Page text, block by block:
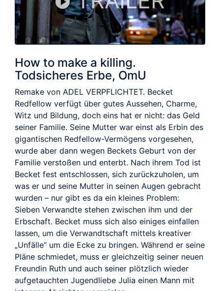
How to make a killing.
Todsicheres Erbe, OmU
Remake von ADEL VERPFLICHTET. Becket
Redfellow verfügt über gutes Aussehen, Charme,
Witz und Bildung, doch eins hat er nicht: das Geld
seiner Familie. Seine Mutter war einst als Erbin des
gigantischen Redfellow-Vermögens vorgesehen,
wurde aber dann wegen Beckets Geburt von der
Familie verstoßen und enterbt. Nach ihrem Tod ist
Becket fest entschlossen, sich zurückzuholen, um
was er und seine Mutter in seinen Augen gebracht
wurden – nur gibt es da ein kleines Problem:
Sieben Verwandte stehen zwischen ihm und der
Erbschaft. Becket muss sich also einiges einfallen
lassen, um die Verwandtschaft mittels kreativer
„Unfälle“ um die Ecke zu bringen. Während er seine
Pläne schmiedet, muss er gleichzeitig seiner neuen
Freundin Ruth und auch seiner plötzlich wieder
aufgetauchten Jugendliebe Julia einen Mann mit